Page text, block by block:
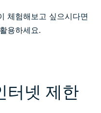
체험해보고 싶으시다면
용하세요.
터넷 제한